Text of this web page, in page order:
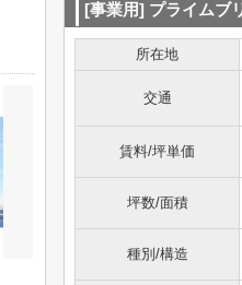
[事業用] プライムブ
所在地
交通
賃料/坪単価
坪数/面積
種別/構造